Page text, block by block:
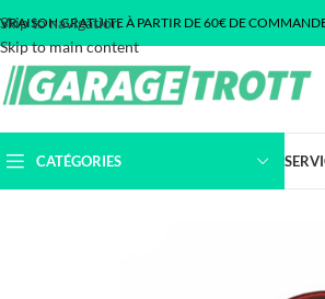
Skip to navigation
Skip to main content
GRATUITE À PARTIR DE 60€ DE
CATÉGORIES